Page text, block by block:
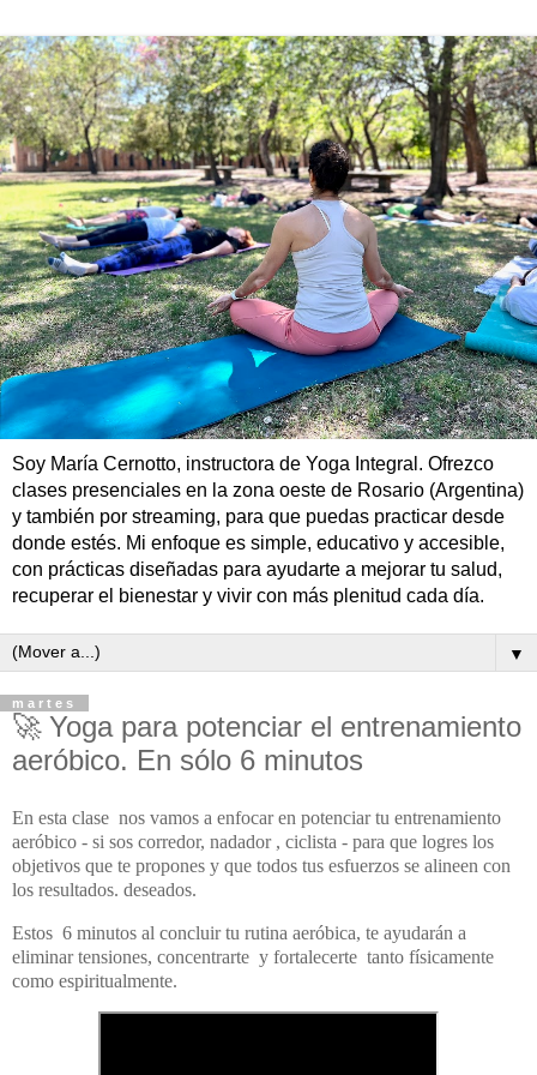
Soy María Cernotto, instructora de Yoga Integral. Ofrezco
clases presenciales en la zona oeste de Rosario (Argentina)
y también por streaming, para que puedas practicar desde
donde estés. Mi enfoque es simple, educativo y accesible,
con prácticas diseñadas para ayudarte a mejorar tu salud,
recuperar el bienestar y vivir con más plenitud cada día.
▼
martes
🚀 Yoga para potenciar el entrenamiento
aeróbico. En sólo 6 minutos
En esta clase nos vamos a enfocar en potenciar tu entrenamiento
aeróbico - si sos corredor, nadador , ciclista - para que logres los
objetivos que te propones y que todos tus esfuerzos se alineen con
los resultados. deseados.
Estos 6 minutos al concluir tu rutina aeróbica, te ayudarán a
eliminar tensiones, concentrarte y fortalecerte tanto físicamente
como espiritualmente.